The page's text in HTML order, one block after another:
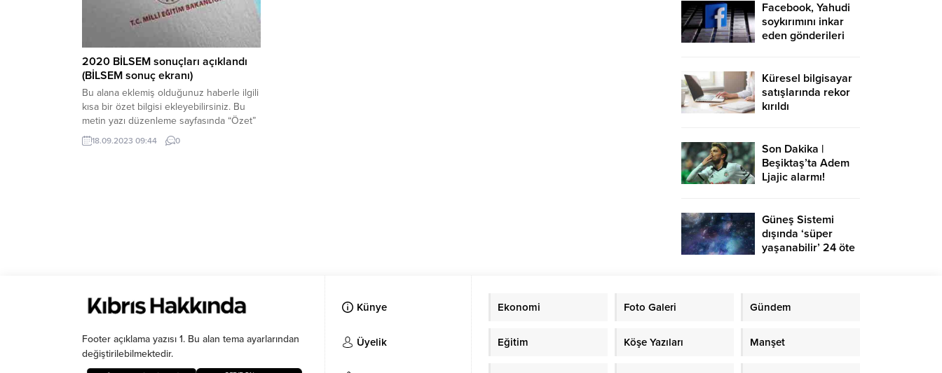
2020 BİLSEM sonuçları açıklandı
(BİLSEM sonuç ekranı)
Bu alana eklemiş olduğunuz haberle ilgili
kısa bir özet bilgisi ekleyebilirsiniz. Bu
metin yazı düzenleme sayfasında “Özet”
bölümünden eklenebilir. Özet
eklenmişse başlık altında kalın olarak bu
18.09.2023 09:44 0
Facebook, Yahudi
soykırımını inkar
eden gönderileri
Küresel bilgisayar
satışlarında rekor
kırıldı
Son Dakika |
Beşiktaş’ta Adem
Ljajic alarmı!
Güneş Sistemi
dışında ‘süper
yaşanabilir’ 24 öte
Footer açıklama yazısı 1. Bu alan tema ayarlarından
değiştirilebilmektedir.
Künye
Üyelik
Ekonomi Foto Galeri Gündem
Eğitim Köşe Yazıları Manşet